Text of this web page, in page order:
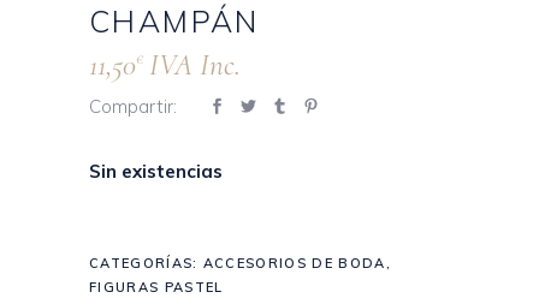
CHAMPÁN
11,50€ IVA Inc.
Compartir:
Sin existencias
CATEGORÍAS: ACCESORIOS DE BODA,
FIGURAS PASTEL